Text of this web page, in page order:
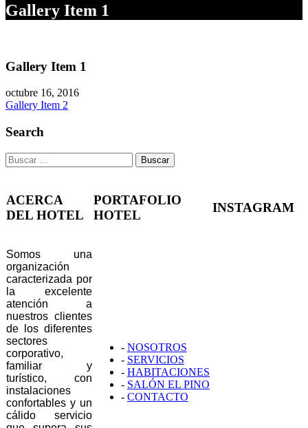
Gallery Item 1
Gallery Item 1
octubre 16, 2016
Navegación
de
Gallery Item 2
Search
Buscar:
ACERCA
DEL HOTEL
PORTAFOLIO
HOTEL
INSTAGRAM
Somos una
organización
caracterizada por
la excelente
atención a
nuestros clientes
de los diferentes
sectores
corporativo,
familiar y
turístico, con
instalaciones
confortables y un
cálido servicio
- NOSOTROS
- SERVICIOS
- HABITACIONES
- SALÓN EL PINO
- CONTACTO